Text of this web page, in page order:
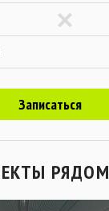
Записаться
РЯДОМ